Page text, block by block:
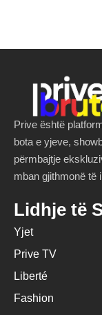
Prive është
bota e yjeve,
përmbajtje
mban gjithmonë të
Lidhje të
Yjet
Prive TV
Liberté
Fashion